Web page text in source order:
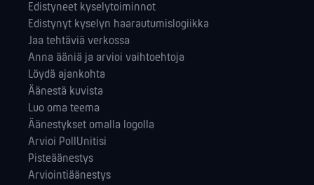
Edistyneet kyselytoiminnot
Edistynyt kyselyn haarautumislogiikka
Jaa tehtäviä verkossa
Anna ääniä ja arvioi vaihtoehtoja
Löydä ajankohta
Äänestä kuvista
Luo oma teema
Äänestykset omalla logolla
Arvioi PollUnitisi
Pisteäänestys
Arviointiäänestys